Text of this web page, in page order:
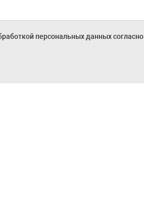
персональных данных согласно